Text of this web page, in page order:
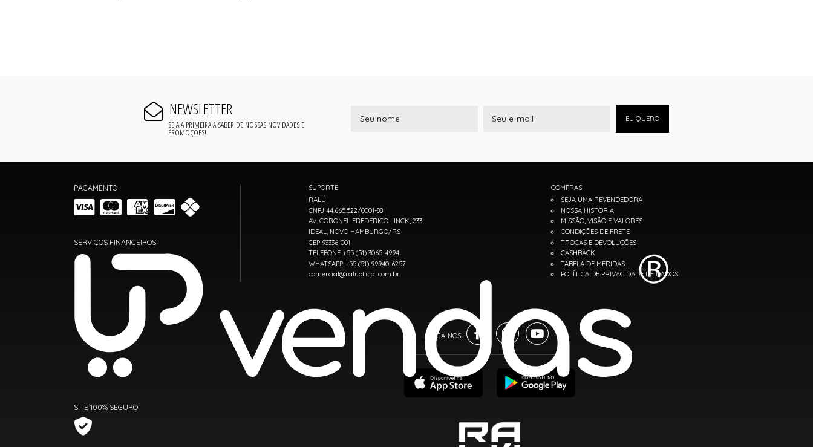
NEWSLETTER
SEJA A PRIMEIRA A SABER DE NOSSAS NOVIDADES E
PROMOÇÕES!
EU QUERO
PAGAMENTO
SERVIÇOS FINANCEIROS
SITE 100% SEGURO
SUPORTE
RALÚ
CNPJ 44.665.522/0001-88
AV. CORONEL FREDERICO LINCK, 233
IDEAL, NOVO HAMBURGO/RS
CEP 93336-001
TELEFONE +55 (51) 3065-4994
WHATSAPP +55 (51) 99940-6257
comercial@raluoficial.com.br
COMPRAS
SEJA UMA REVENDEDORA
NOSSA HISTÓRIA
MISSÃO, VISÃO E VALORES
CONDIÇÕES DE FRETE
TROCAS E DEVOLUÇÕES
CASHBACK
TABELA DE MEDIDAS
POLÍTICA DE PRIVACIDADE DE DADOS